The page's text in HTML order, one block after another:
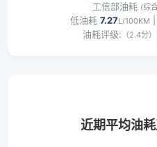
工信部油耗 (综
低油耗 7.27L/100KM
油耗评级: （2.4分）